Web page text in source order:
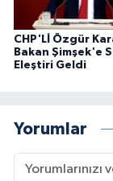
CHP'Lİ Özgür
Bakan Şimşek'e
Eleştiri Geldi
Yorumlar